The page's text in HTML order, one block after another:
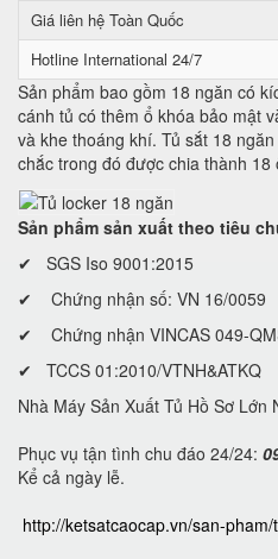
Giá liên hệ Toàn Quốc
Hotline International 24/7
Sản phẩm bao gồm 18 ngăn có
cánh tủ có thêm ổ khóa bảo mật
và khe thoáng khí. Tủ sắt 18
chắc trong đó được chia thành
Sản phẩm sản xuất theo tiêu
✔ SGS Iso 9001:2015
✔ Chứng nhận số: VN 16/0059
✔ Chứng nhận VINCAS 049-
✔ TCCS 01:2010/VTNH&ATKQ
Nhà Máy Sản Xuất Tủ Hồ Sơ Lớn
Phục vụ tận tình chu đáo 24/24:
Kể cả ngày lễ.
http://ketsatcaocap.vn/san-